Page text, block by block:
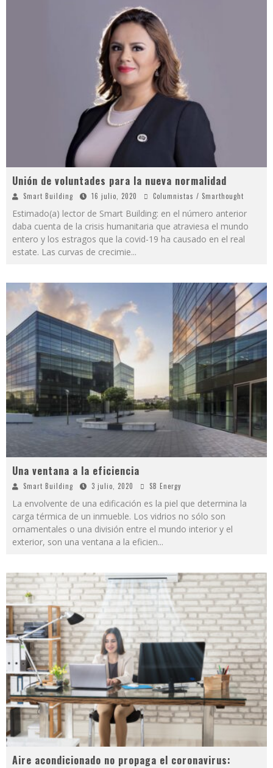
Unión de voluntades para la nueva normalidad
Smart Building 16 julio, 2020 Columnistas / Smarthought
Estimado(a) lector de Smart Building: en el número anterior
daba cuenta de la crisis humanitaria que atraviesa el mundo
entero y los estragos que la covid-19 ha causado en el real
estate. Las curvas de crecimie...
Una ventana a la eficiencia
Smart Building 3 julio, 2020 SB Energy
La envolvente de una edificación es la piel que determina la
carga térmica de un inmueble. Los vidrios no sólo son
ornamentales o una división entre el mundo interior y el
exterior, son una ventana a la eficien...
Aire acondicionado no propaga el coronavirus: